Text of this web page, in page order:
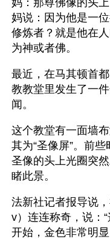
妈：那尊佛像的头
妈说：因为他是一
修炼者？就是他在
为神或者佛。
最近，在马其顿首
教教堂里发生了一
闻。
这个教堂有一面墙
其为“圣像屏”。前
圣像的头上光圈突
睹此景。
法新社记者报导说
v）连连称奇，说：
开始，金色非常明